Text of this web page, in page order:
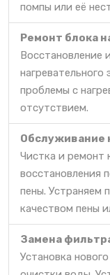
помпы или её
Ремонт блока
Восстановление
проблемы с
отсутствием.
Обслуживание
Чистка и ремонт
восстановления
пены. Устраняем
качеством пены
Замена
Установка